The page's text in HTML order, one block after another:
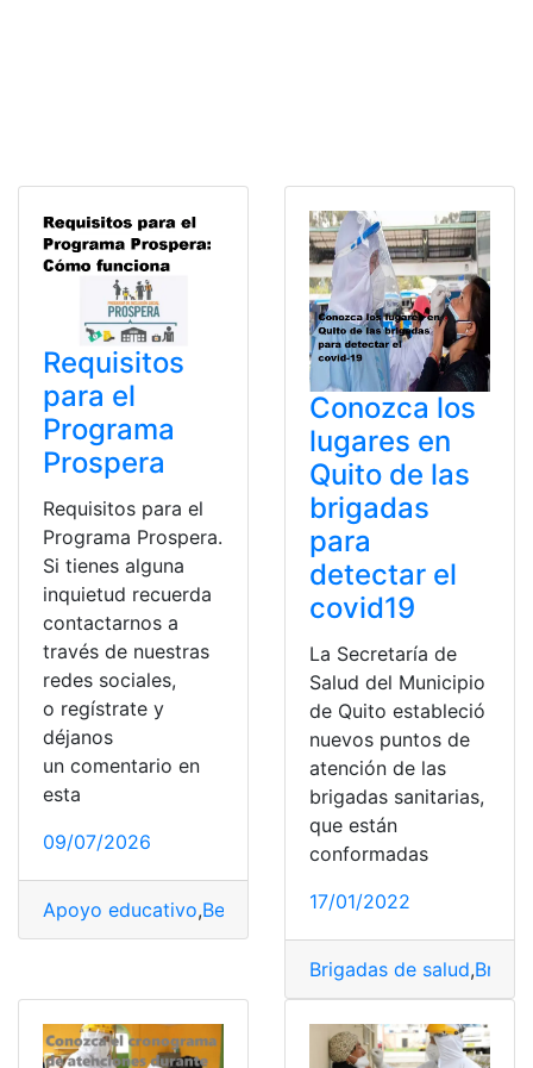
Requisitos
para el
Programa
Prospera
Requisitos para el
Programa Prospera.
Si tienes alguna
inquietud recuerda
contactarnos a
través de nuestras
redes sociales,
o regístrate y
déjanos
un comentario en
esta
09/07/2026
Apoyo educativo,Beneficios Para La Salud
Conozca los
lugares en
Quito de las
brigadas
para
detectar el
covid19
La Secretaría de
Salud del Municipio
de Quito estableció
nuevos puntos de
atención de las
brigadas sanitarias,
que están
conformadas
17/01/2022
Brigadas de salud,